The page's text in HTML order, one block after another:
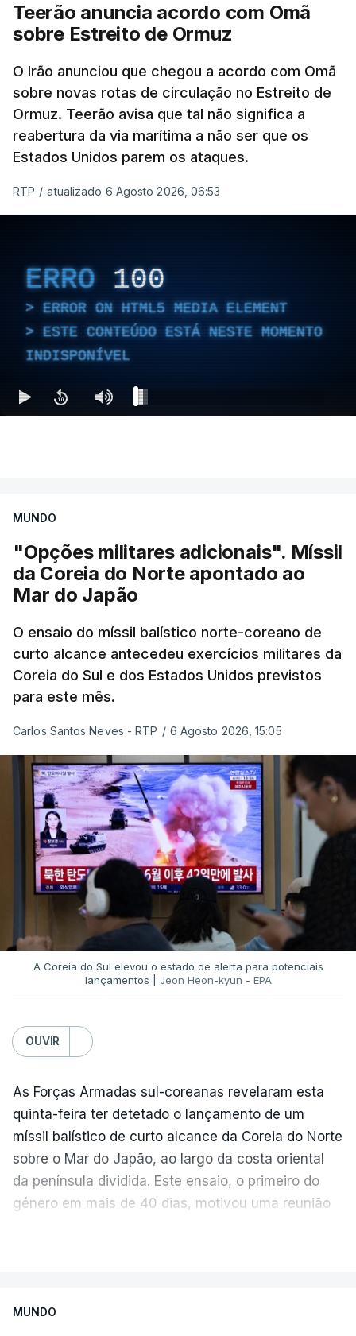
Teerão anuncia acordo com Omã
sobre Estreito de Ormuz
O Irão anunciou que chegou a acordo com Omã
sobre novas rotas de circulação no Estreito de
Ormuz. Teerão avisa que tal não significa a
reabertura da via marítima a não ser que os
Estados Unidos parem os ataques.
RTP / atualizado 6 Agosto 2026, 06:53
ERRO 100
ERROR ON HTML5 MEDIA ELEMENT
ESTE CONTEÚDO ESTÁ NESTE MOMENTO
INDISPONÍVEL
MUNDO
"Opções militares adicionais". Míssil
da Coreia do Norte apontado ao
Mar do Japão
O ensaio do míssil balístico norte-coreano de
curto alcance antecedeu exercícios militares da
Coreia do Sul e dos Estados Unidos previstos
para este mês.
Carlos Santos Neves - RTP / 6 Agosto 2026, 15:05
A Coreia do Sul elevou o estado de alerta para potenciais
lançamentos | Jeon Heon-kyun - EPA
OUVIR
As Forças Armadas sul-coreanas revelaram esta
quinta-feira ter detetado o lançamento de um
míssil balístico de curto alcance da Coreia do Norte
sobre o Mar do Japão, ao largo da costa oriental
da península dividida. Este ensaio, o primeiro do
género em mais de 40 dias, motivou uma reunião
região de Wonsan, na Coreia do Norte, cerca
MUNDO